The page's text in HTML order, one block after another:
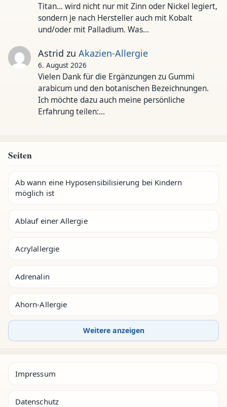
Titan... wird nicht nur mit Zinn oder Nickel legiert,
sondern je nach Hersteller auch mit Kobalt
und/oder mit Palladium. Was…
Astrid zu Akazien-Allergie
6. August 2026
Vielen Dank für die Ergänzungen zu Gummi
arabicum und den botanischen Bezeichnungen.
Ich möchte dazu auch meine persönliche
Erfahrung teilen:…
Seiten
Ab wann eine Hyposensibilisierung bei Kindern
möglich ist
Ablauf einer Allergie
Acrylallergie
Adrenalin
Ahorn-Allergie
Weitere anzeigen
Impressum
Datenschutz